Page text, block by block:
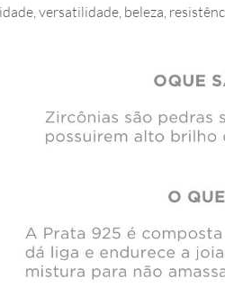
versatilidade, beleza,